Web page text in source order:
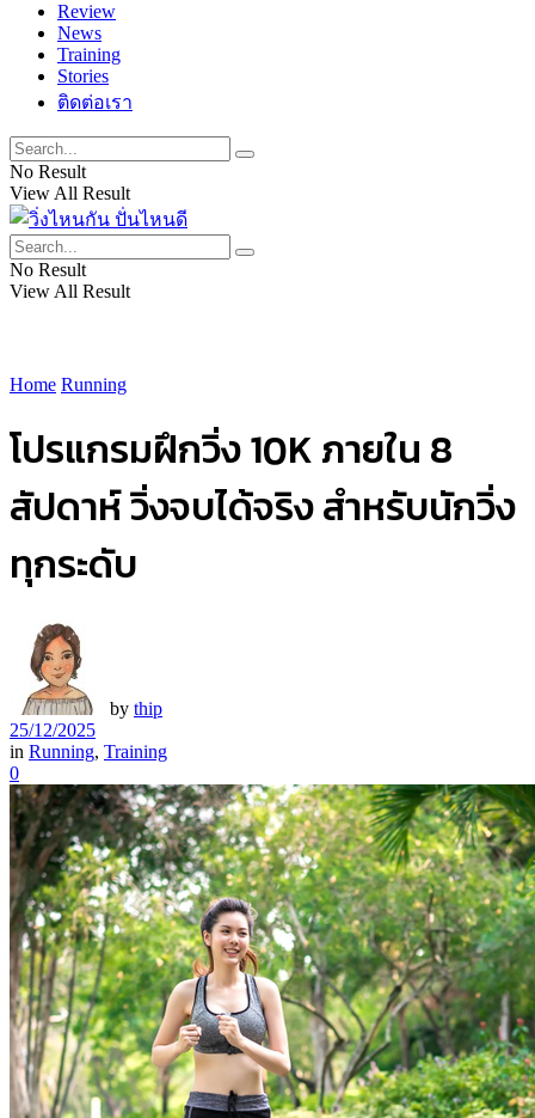
Review
News
Training
Stories
ติดต่อเรา
No Result
View All Result
No Result
View All Result
Home Running
โปรแกรมฝึกวิ่ง 10K ภายใน 8
สัปดาห์ วิ่งจบได้จริง สำหรับนักวิ่ง
ทุกระดับ
by thip
25/12/2025
in Running, Training
0